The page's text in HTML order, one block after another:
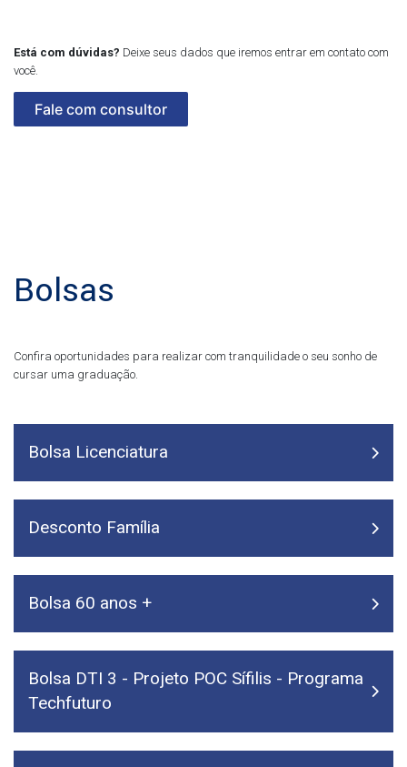
Está com dúvidas? Deixe seus dados que iremos entrar em contato com
você.
Fale com consultor
Bolsas
Confira oportunidades para realizar com tranquilidade o seu sonho de
cursar uma graduação.
Bolsa Licenciatura
Desconto Família
Bolsa 60 anos +
Bolsa DTI 3 - Projeto POC Sífilis - Programa
Techfuturo